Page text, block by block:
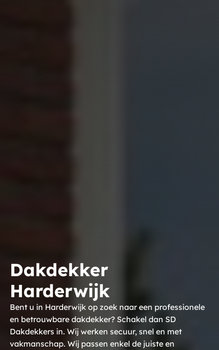
Dakdekker
Harderwijk
Bent u in Harderwijk op zoek naar een professionele
en betrouwbare dakdekker? Schakel dan SD
Dakdekkers in. Wij werken secuur, snel en met
vakmanschap. Wij passen enkel de juiste en